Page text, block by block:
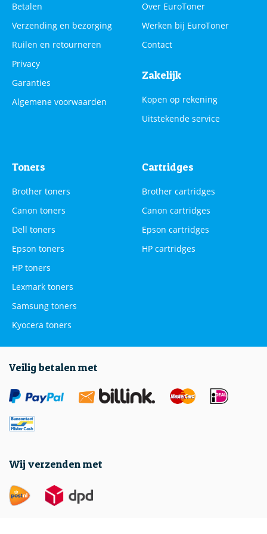
Betalen
Verzending en bezorging
Ruilen en retourneren
Privacy
Garanties
Algemene voorwaarden
Over EuroToner
Werken bij EuroToner
Contact
Zakelijk
Kopen op rekening
Uitstekende service
Toners
Brother toners
Canon toners
Dell toners
Epson toners
HP toners
Lexmark toners
Samsung toners
Kyocera toners
Cartridges
Brother cartridges
Canon cartridges
Epson cartridges
HP cartridges
Veilig betalen met
Wij verzenden met